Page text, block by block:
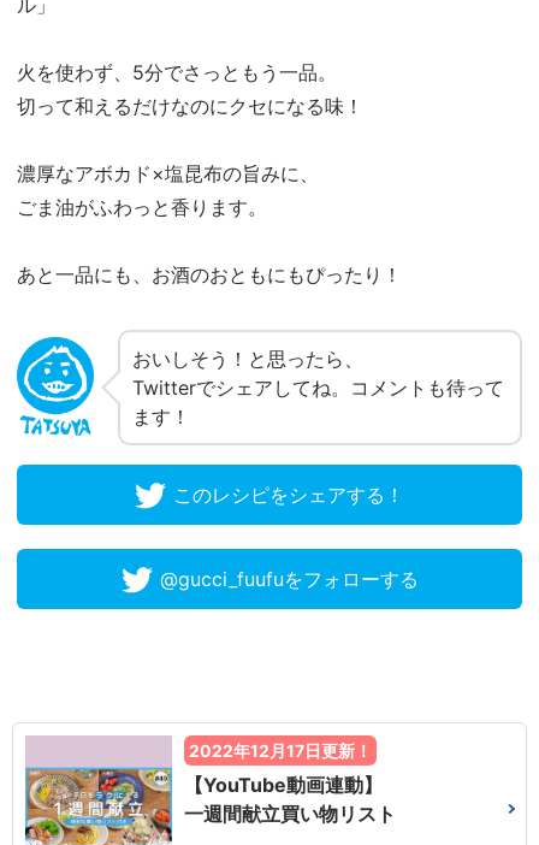
ル」
火を使わず、5分でさっともう一品。
切って和えるだけなのにクセになる味！
濃厚なアボカド×塩昆布の旨みに、
ごま油がふわっと香ります。
あと一品にも、お酒のおともにもぴったり！
おいしそう！と思ったら、
Twitterでシェアしてね。コメントも待って
ます！
このレシピをシェアする！
@gucci_fuufuをフォローする
2022年12月17日更新！
【YouTube動画連動】
一週間献立買い物リスト